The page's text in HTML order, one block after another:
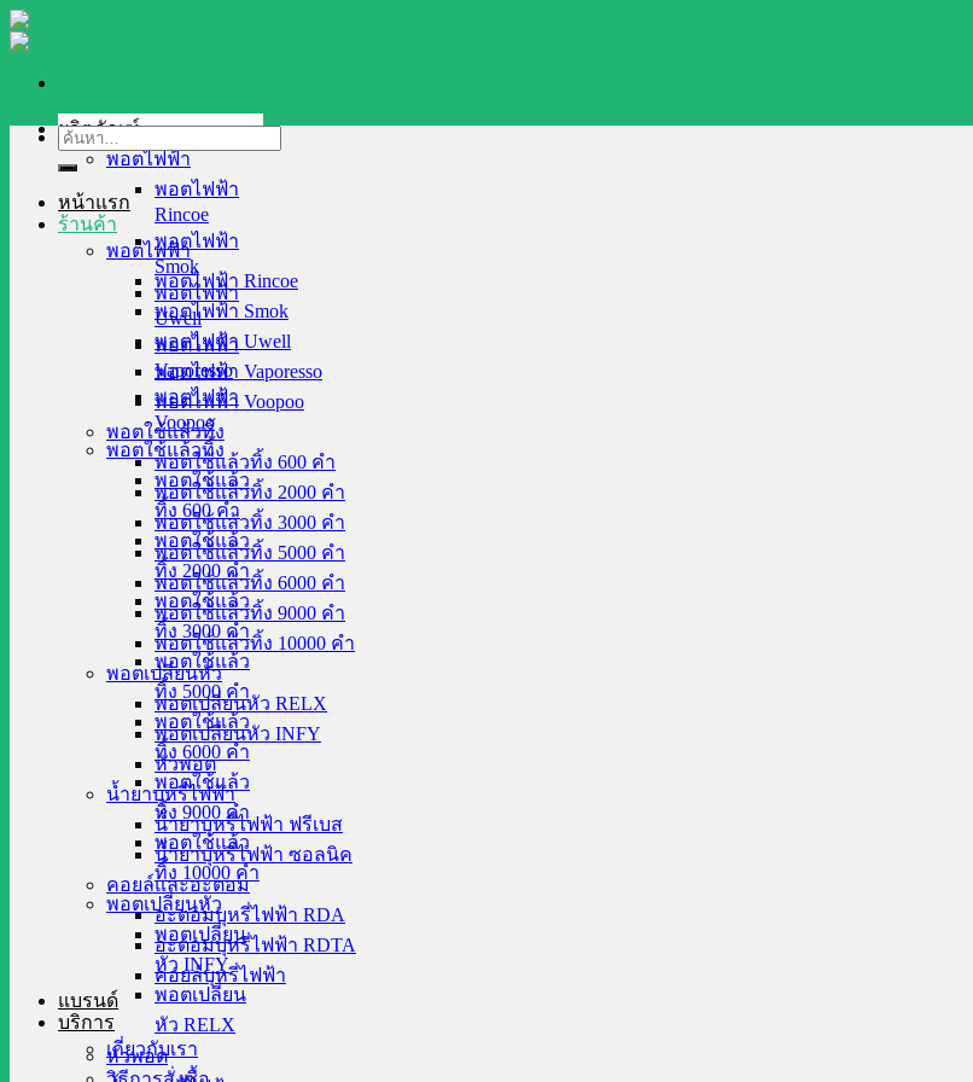
Skip
to
ผลิตภัณฑ์
พอตไฟฟ้า
พอตไฟฟ้า
Rincoe
พอตไฟฟ้า
Smok
พอตไฟฟ้า
Uwell
พอตไฟฟ้า
Vaporesso
พอตไฟฟ้า
Voopoo
พอตใช้แล้วทิ้ง
พอตใช้แล้ว
ทิ้ง 600 คำ
พอตใช้แล้ว
ทิ้ง 2000 คำ
พอตใช้แล้ว
ทิ้ง 3000 คำ
พอตใช้แล้ว
ทิ้ง 5000 คำ
พอตใช้แล้ว
ทิ้ง 6000 คำ
พอตใช้แล้ว
ทิ้ง 9000 คำ
พอตใช้แล้ว
ทิ้ง 10000 คำ
พอตเปลี่ยนหัว
พอตเปลี่ยน
หัว INFY
พอตเปลี่ยน
หัว RELX
หัวพอต
ค้นหา:
หน้าแรก
ร้านค้า
พอตไฟฟ้า
พอตไฟฟ้า Rincoe
พอตไฟฟ้า Smok
พอตไฟฟ้า Uwell
พอตไฟฟ้า Vaporesso
พอตไฟฟ้า Voopoo
พอตใช้แล้วทิ้ง
พอตใช้แล้วทิ้ง 600 คำ
พอตใช้แล้วทิ้ง 2000 คำ
พอตใช้แล้วทิ้ง 3000 คำ
พอตใช้แล้วทิ้ง 5000 คำ
พอตใช้แล้วทิ้ง 6000 คำ
พอตใช้แล้วทิ้ง 9000 คำ
พอตใช้แล้วทิ้ง 10000 คำ
พอตเปลี่ยนหัว
พอตเปลี่ยนหัว RELX
พอตเปลี่ยนหัว INFY
หัวพอต
น้ำยาบุหรี่ไฟฟ้า
น้ำยาบุหรี่ไฟฟ้า ฟรีเบส
น้ำยาบุหรี่ไฟฟ้า ซอลนิค
คอยล์และอะตอม
อะตอมบุหรี่ไฟฟ้า RDA
อะตอมบุหรี่ไฟฟ้า RDTA
คอยล์บุหรี่ไฟฟ้า
แบรนด์
บริการ
เกี่ยวกับเรา